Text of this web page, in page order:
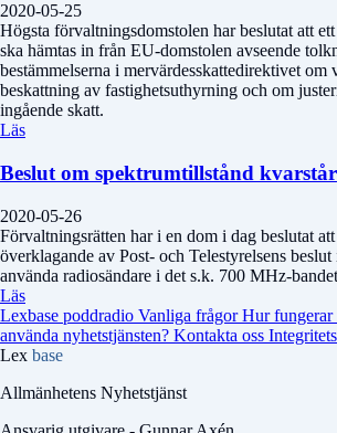
2020-05-25
Högsta förvaltningsdomstolen har beslutat att
ska hämtas in från EU-domstolen avseende
bestämmelserna i mervärdesskattedirektivet om
beskattning av fastighetsuthyrning och om
ingående skatt.
Läs
Beslut om spektrumtillstånd kvarstår
2020-05-26
Förvaltningsrätten har i en dom i dag beslutat
överklagande av Post- och Telestyrelsens
använda radiosändare i det s.k. 700 MHz-
Läs
Lexbase poddradio Vanliga frågorHur fungerar
använda nyhetstjänsten? Kontakta oss
Lex base
Allmänhetens Nyhetstjänst